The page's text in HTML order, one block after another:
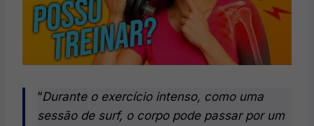
“Durante o exercício intenso, como uma
sessão de surf, o corpo pode passar por um